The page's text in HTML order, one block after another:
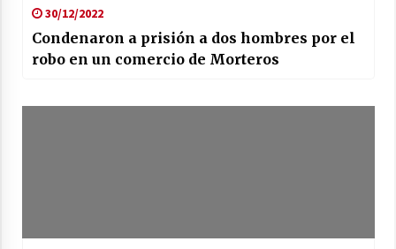
30/12/2022
Condenaron a prisión a dos hombres por el
robo en un comercio de Morteros